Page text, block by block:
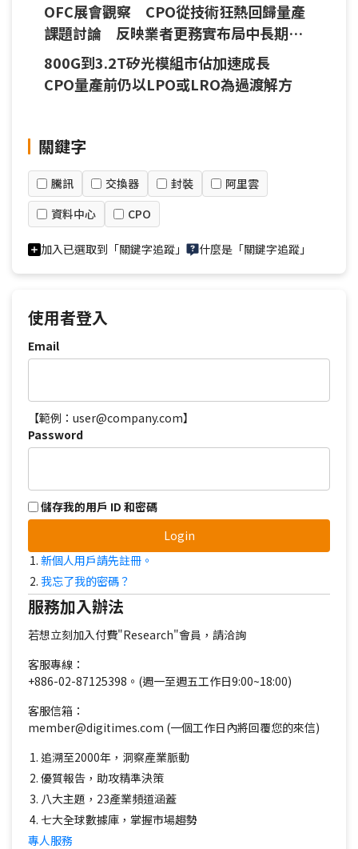
OFC展會觀察 CPO從技術狂熱回歸量產
課題討論 反映業者更務實布局中長期商
機
800G到3.2T矽光模組市佔加速成長
CPO量產前仍以LPO或LRO為過渡解方
關鍵字
騰訊 交換器 封裝
阿里雲
資料中心
CPO
加入已選取到「關鍵字追蹤」 什麼是「關鍵字追蹤」
使用者登入
Email
【範例：user@company.com】
Password
儲存我的用戶 ID 和密碼
Login
新個人用戶請先註冊。
我忘了我的密碼？
服務加入辦法
若想立刻加入付費"Research"會員，請洽詢
客服專線：
+886-02-87125398。(週一至週五工作日9:00~18:00)
客服信箱：
member@digitimes.com (一個工作日內將回覆您的來信)
追溯至2000年，洞察產業脈動
優質報告，助攻精準決策
八大主題，23產業頻道涵蓋
七大全球數據庫，掌握市場趨勢
專人服務